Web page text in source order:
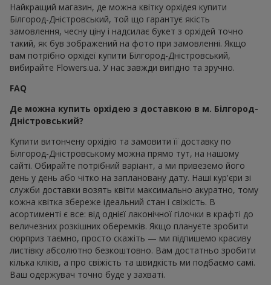
Найкращий магазин, де можна квітку орхідея купити
Білгород-Дністровський, той що гарантує якість
замовлення, чесну ціну і надсилає букет з орхідей точно
такий, як був зображений на фото при замовленні. Якщо
вам потрібно орхідеї купити Білгород-Дністровський,
вибирайте Flowers.ua. У нас завжди вигідно та зручно.
FAQ
Де можна купить орхідею з доставкою в м. Білгород-
Дністровський?
Купити витончену орхідію та замовити її доставку по
Білгород-Дністровському можна прямо тут, на нашому
сайті. Обирайте потрібний варіант, а ми привеземо його
день у день або чітко на заплановану дату. Наші кур'єри зі
служби доставки возять квіти максимально акуратно, тому
кожна квітка збереже ідеальний стан і свіжість. В
асортименті є все: від однієї лаконічної гілочки в крафті до
величезних розкішних оберемків. Якщо плануєте зробити
сюрприз таємно, просто скажіть — ми підпишемо красиву
листівку абсолютно безкоштовно. Вам достатньо зробити
кілька кліків, а про свіжість та швидкість ми подбаємо самі.
Ваш одержувач точно буде у захваті.